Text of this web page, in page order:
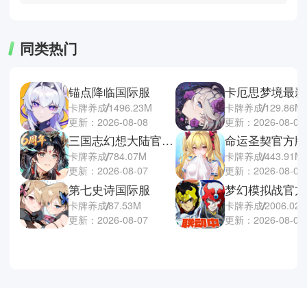
同类热门
锚点降临国际服
卡牌养成1496.23M
更新：2026-08-08
三国志幻想大陆官方正版
卡牌养成784.07M
更新：2026-08-07
第七史诗国际服
卡牌养成87.53M
更新：2026-08-07
卡厄思梦境最
卡牌养成129.86M
更新：2026-08-07
命运圣契官方版
卡牌养成443.91M
更新：2026-08-06
梦幻模拟战官
卡牌养成
更新：2026-08-06